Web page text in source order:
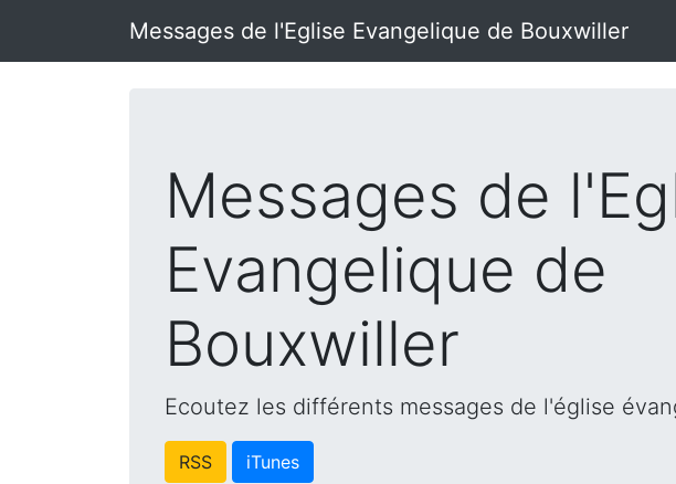
Messages de l'Eglise Evangelique de Bouxwiller
Messages de
Evangelique de
Bouxwiller
Ecoutez les différents messages de l'église
RSS iTunes